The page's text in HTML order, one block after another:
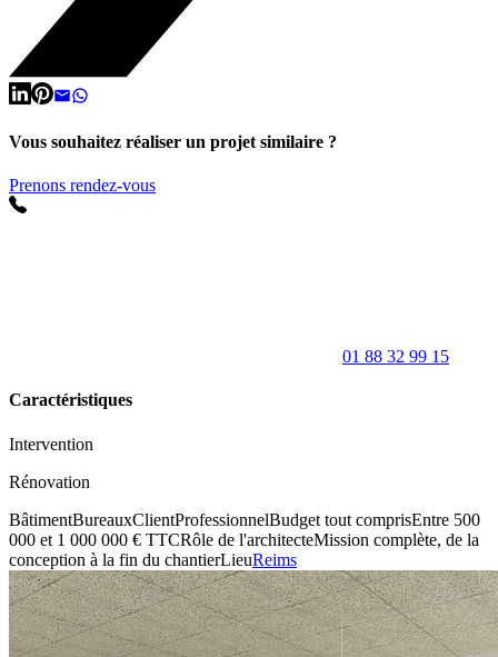
Vous souhaitez réaliser un projet similaire ?
Prenons rendez-vous
01 88 32 99 15
Caractéristiques
Intervention
Rénovation
BâtimentBureauxClientProfessionnelBudget tout comprisEntre 500
000 et 1 000 000 € TTCRôle de l'architecteMission complète, de la
conception à la fin du chantierLieuReims